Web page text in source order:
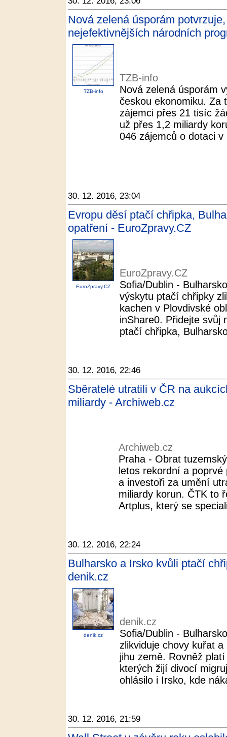
Nová zelená úsporám
nejefektivnějších národních
TZB-info
TZB-info
Nová zelená úsporám
českou ekonomiku. Za
zájemci přes 21 tisíc
už přes 1,2 miliardy
046 zájemců o dotaci v
30. 12. 2016, 23:04
Evropu děsí ptačí chřipka,
opatření - EuroZpravy.CZ
EuroZpravy.CZ
EuroZpravy.CZ
Sofia/Dublin -
výskytu ptačí chřipky
kachen v Plovdivské
inShare0. Přidejte svůj
ptačí chřipka,
30. 12. 2016, 22:46
Sběratelé utratili v ČR na
miliardy - Archiweb.cz
Archiweb.cz
Praha - Obrat
letos rekordní a
a investoři za umění
miliardy korun. ČTK to
Artplus, který se
30. 12. 2016, 22:24
Bulharsko a Irsko kvůli ptačí
denik.cz
denik.cz
denik.cz
Sofia/Dublin -
zlikviduje chovy kuřat
jihu země. Rovněž
kterých žijí divocí
ohlásilo i Irsko, kde
30. 12. 2016, 21:59